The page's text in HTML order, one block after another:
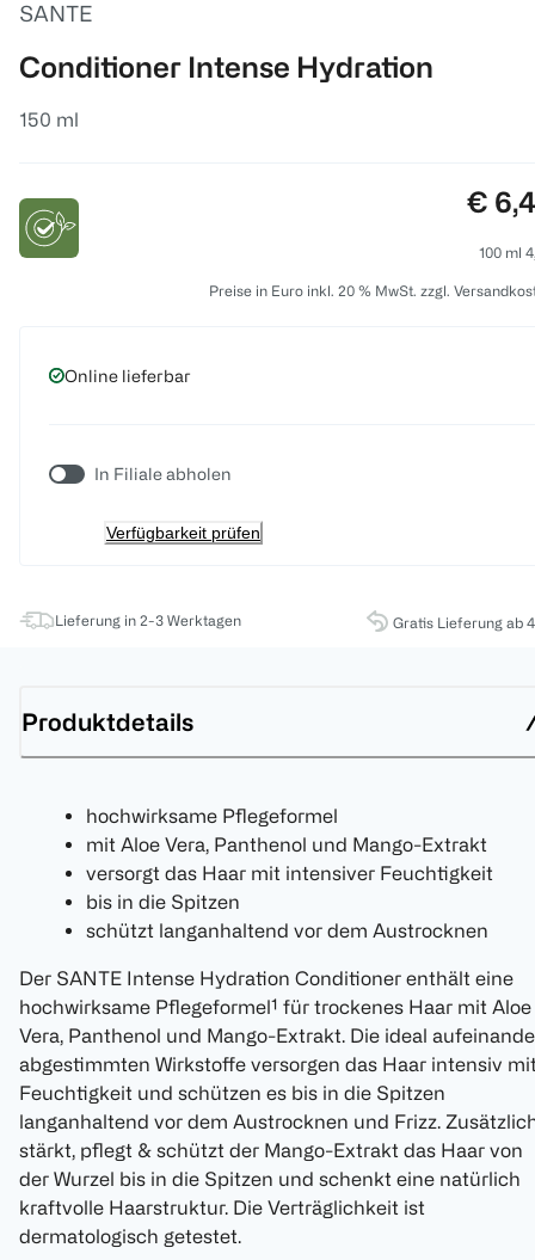
SANTE
Conditioner Intense Hydration
150 ml
€
100 ml
Preise in Euro inkl. 20 % MwSt. zzgl.
Online lieferbar
In Filiale abholen
Verfügbarkeit prüfen
Lieferung in 2-3 Werktagen Gratis Lieferung ab
Produktdetails
hochwirksame Pflegeformel
mit Aloe Vera, Panthenol und Mango-Extrakt
versorgt das Haar mit intensiver Feuchtigkeit
bis in die Spitzen
schützt langanhaltend vor dem Austrocknen
Der SANTE Intense Hydration Conditioner enthält eine
hochwirksame Pflegeformel¹ für trockenes Haar mit Aloe
Vera, Panthenol und Mango-Extrakt. Die ideal
abgestimmten Wirkstoffe versorgen das Haar intensiv
Feuchtigkeit und schützen es bis in die Spitzen
langanhaltend vor dem Austrocknen und Frizz.
stärkt, pflegt & schützt der Mango-Extrakt das Haar von
der Wurzel bis in die Spitzen und schenkt eine natürlich
kraftvolle Haarstruktur. Die Verträglichkeit ist
dermatologisch getestet.